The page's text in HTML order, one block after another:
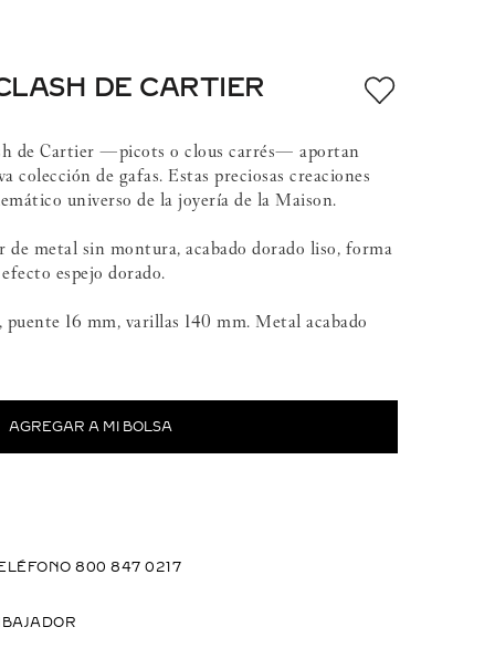
DE CARTIER
de Cartier —picots o clous carrés— aportan
colección de gafas. Estas preciosas creaciones
universo de la joyería de la Maison.
de metal sin montura, acabado dorado liso, forma
espejo dorado.
16 mm, varillas 140 mm. Metal acabado
800 847 0217